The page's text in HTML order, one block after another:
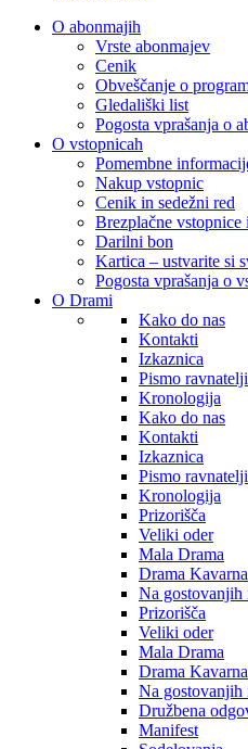
O abonmajih
Vrste abonmajev
Cenik
Obveščanje o
Gledališki list
Pogosta vprašanja o
O vstopnicah
Pomembne
Nakup vstopnic
Cenik in sedežni red
Brezplačne
Darilni bon
Kartica – ustvarite si
Pogosta vprašanja o
O Drami
Kako do nas
Kontakti
Izkaznica
Pismo
Kronologija
Kako do nas
Kontakti
Izkaznica
Pismo
Kronologija
Prizorišča
Veliki oder
Mala Drama
Drama Kavarna
Na gostovanjih
Prizorišča
Veliki oder
Mala Drama
Drama Kavarna
Na gostovanjih
Družbena
Manifest